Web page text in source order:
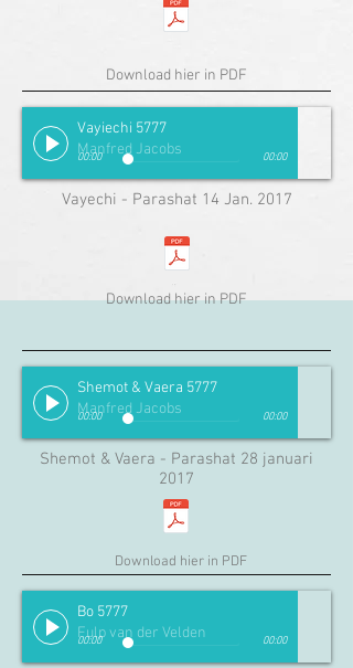
Download hier in PDF
Vayiechi 5777
Manfred Jacobs
00:00 00:00
Vayechi - Parashat 14 Jan. 2017
Download hier in PDF
Shemot & Vaera 5777
Manfred Jacobs
00:00 00:00
Shemot & Vaera - Parashat 28 januari
2017
Download hier in PDF
Bo 5777
Fulp van der Velden
00:00 00:00